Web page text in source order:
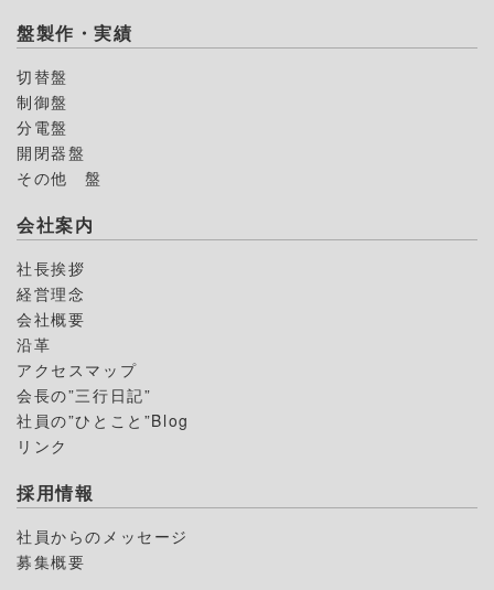
盤製作・実績
切替盤
制御盤
分電盤
開閉器盤
その他 盤
会社案内
社長挨拶
経営理念
会社概要
沿革
アクセスマップ
会長の”三行日記”
社員の”ひとこと”Blog
リンク
採用情報
社員からのメッセージ
募集概要